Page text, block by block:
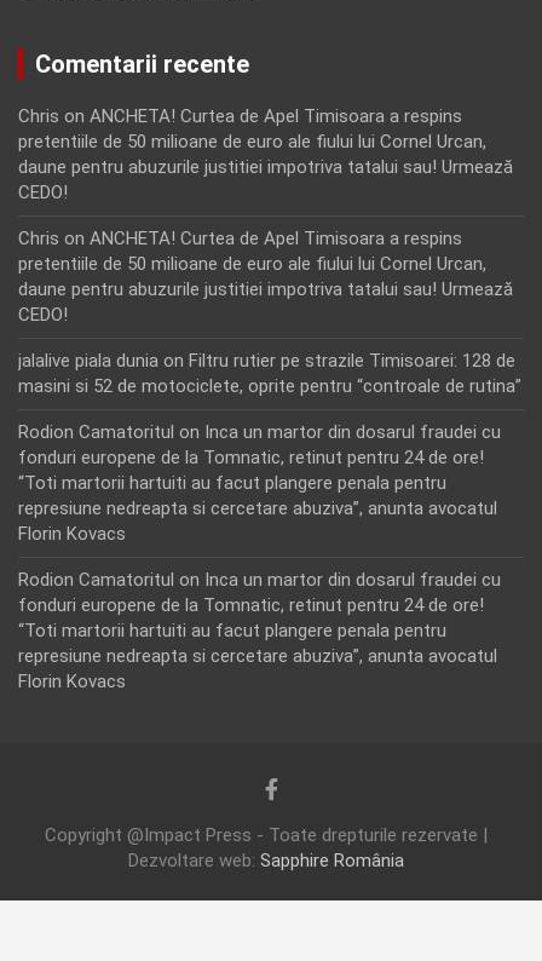
Comentarii recente
Chris on ANCHETA! Curtea de Apel Timisoara a respins
pretentiile de 50 milioane de euro ale fiului lui Cornel Urcan,
daune pentru abuzurile justitiei impotriva tatalui sau! Urmează
CEDO!
Chris on ANCHETA! Curtea de Apel Timisoara a respins
pretentiile de 50 milioane de euro ale fiului lui Cornel Urcan,
daune pentru abuzurile justitiei impotriva tatalui sau! Urmează
CEDO!
jalalive piala dunia on Filtru rutier pe strazile Timisoarei: 128 de
masini si 52 de motociclete, oprite pentru “controale de rutina”
Rodion Camatoritul on Inca un martor din dosarul fraudei cu
fonduri europene de la Tomnatic, retinut pentru 24 de ore!
“Toti martorii hartuiti au facut plangere penala pentru
represiune nedreapta si cercetare abuziva”, anunta avocatul
Florin Kovacs
Rodion Camatoritul on Inca un martor din dosarul fraudei cu
fonduri europene de la Tomnatic, retinut pentru 24 de ore!
“Toti martorii hartuiti au facut plangere penala pentru
represiune nedreapta si cercetare abuziva”, anunta avocatul
Florin Kovacs
Copyright @Impact Press - Toate drepturile rezervate |
Dezvoltare web: Sapphire România